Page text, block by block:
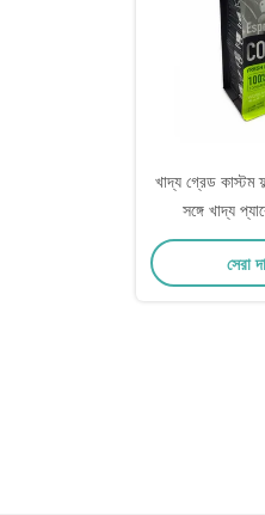
খাদ্য গ্রেড কাস্টম
সঙ্গে খাদ্য
সেরা